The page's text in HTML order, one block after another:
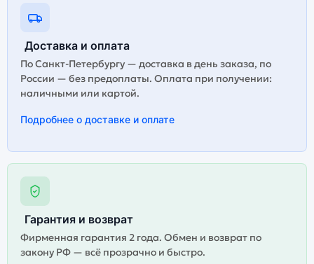
Доставка и оплата
По Санкт-Петербургу — доставка в день заказа, по
России — без предоплаты. Оплата при получении:
наличными или картой.
Подробнее о доставке и оплате
Гарантия и возврат
Фирменная гарантия 2 года. Обмен и возврат по
закону РФ — всё прозрачно и быстро.